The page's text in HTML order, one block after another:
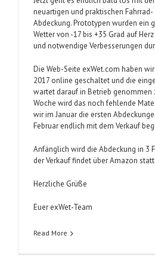
neuartigen und praktischen Fahrrad-
Abdeckung. Prototypen wurden ein
Wetter von -17 bis +35 Grad auf
und notwendige Verbesserungen
Die Web-Seite exWet.com haben
2017 online geschaltet und die
wartet darauf in Betrieb genommen
Woche wird das noch fehlende
wir im Januar die ersten
Februar endlich mit dem Verkauf
Anfänglich wird die Abdeckung in 3
der Verkauf findet über Amazon statt.
Herzliche Grüße
Euer exWet-Team
Read More